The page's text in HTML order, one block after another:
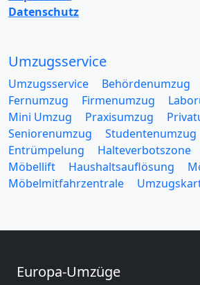
Datenschutz
Umzugsservice
Umzugsservice Behördenumzug
Fernumzug
Firmenumzug
Mini Umzug
Praxisumzug
Seniorenumzug
Studentenumzug
Entrümpelung
Halteverbotszone
Möbellift
Haushaltsauflösung
Möbelmitfahrzentrale
Europa-Umzüge